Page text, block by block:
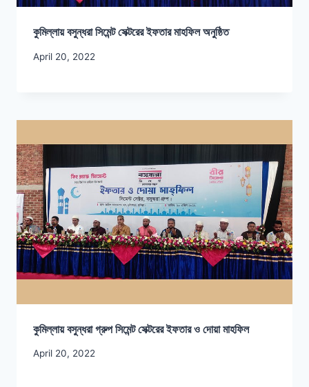
কুমিল্লায় বসুন্ধরা সিমেন্ট সেক্টরের ইফতার মাহফিল অনুষ্ঠিত
April 20, 2022
কুমিল্লায় বসুন্ধরা গ্রুপ সিমেন্ট সেক্টরের ইফতার ও দোয়া মাহফিল
April 20, 2022